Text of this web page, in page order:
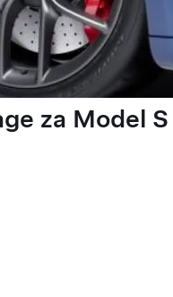
za Model